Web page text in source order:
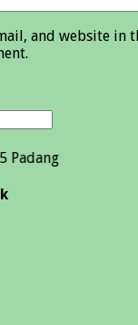
and website in